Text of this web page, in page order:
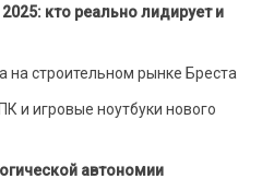
кто реально лидирует и
на строительном рынке Бреста
и игровые ноутбуки нового
автономии